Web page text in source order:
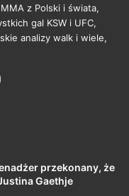
z Polski i świata,
gal KSW i UFC,
analizy walk i wiele,
przekonany, że
Gaethje